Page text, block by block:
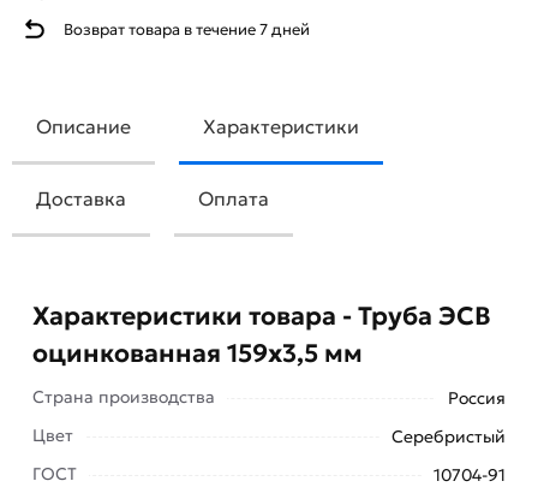
Возврат товара в течение 7 дней
Описание Характеристики
Доставка Оплата
Характеристики товара - Труба ЭСВ
оцинкованная 159х3,5 мм
Страна производства
Россия
Цвет
Серебристый
ГОСТ
10704-91